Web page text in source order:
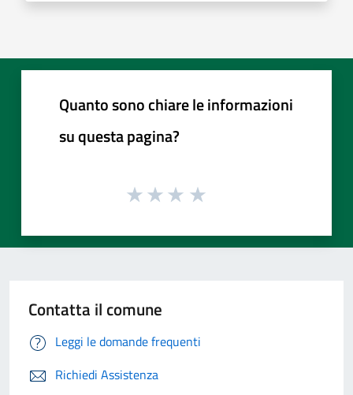
Quanto sono chiare le informazioni
su questa pagina?
Contatta il comune
Leggi le domande frequenti
Richiedi Assistenza